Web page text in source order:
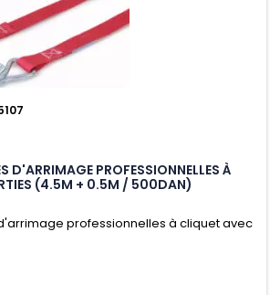
D'ARRIMAGE PROFESSIONNELLES À
(4.5M + 0.5M / 500DAN)
professionnelles à cliquet avec
(4.5M + 0.5M / 500daN), simple et rapide
d'arrimer et de sécuriser vos